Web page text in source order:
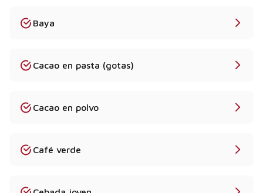
Baya
Cacao en pasta (gotas)
Cacao en polvo
Café verde